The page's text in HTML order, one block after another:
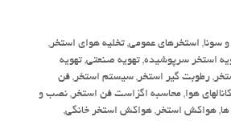
سونا, استخرهای عمومی, تخلیه هوای استخر,
استخر سرپوشیده, تهویه صنعتی, تهویه
, رطوبت گیر استخر, سیستم استخر, فن
کانالهای هوا, محاسبه اگزاست فن استخر, نصب و
, هواکش استخر, هواکش استخر خانگی,